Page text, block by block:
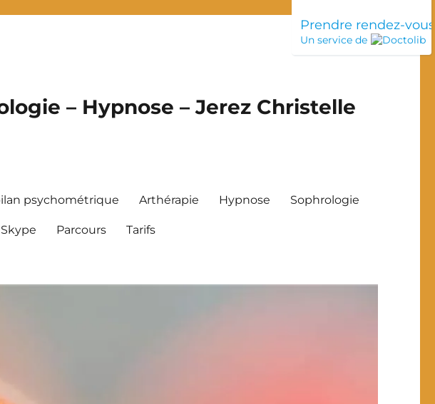
– Hypnose – Jerez Christelle
psychométrique Arthérapie Hypnose Sophrologie
Parcours Tarifs
Prendre rendez-vous
Un service de